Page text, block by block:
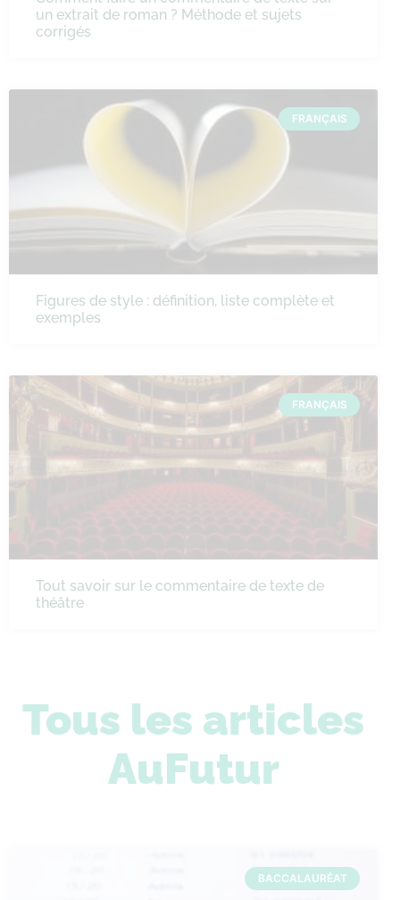
un extrait de roman ? Méthode et sujets
corrigés
FRANÇAIS
Figures de style : définition, liste complète et
exemples
FRANÇAIS
Tout savoir sur le commentaire de texte de
théâtre
Tous les articles
AuFutur
BACCALAURÉAT